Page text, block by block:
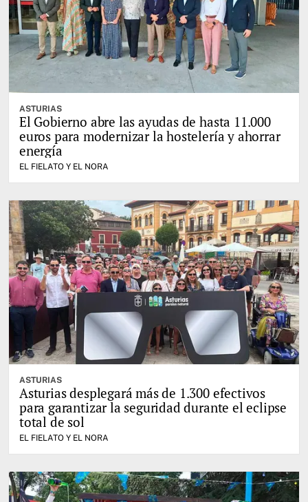
ASTURIAS
El Gobierno abre las ayudas de hasta 11.000
euros para modernizar la hostelería y ahorrar
energía
EL FIELATO Y EL NORA
ASTURIAS
Asturias desplegará más de 1.300 efectivos
para garantizar la seguridad durante el eclipse
total de sol
EL FIELATO Y EL NORA